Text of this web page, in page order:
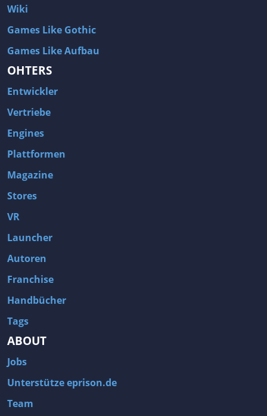
Wiki
Games Like Gothic
Games Like Aufbau
OHTERS
Entwickler
Vertriebe
Engines
Plattformen
Magazine
Stores
VR
Launcher
Autoren
Franchise
Handbücher
Tags
ABOUT
Jobs
Unterstütze eprison.de
Team